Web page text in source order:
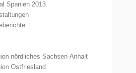
Spanien 2013
nördliches Sachsen-Anhalt
Ostfriesland